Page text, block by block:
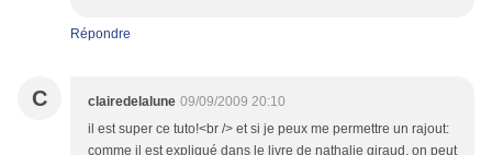
Répondre
C clairedelalune 09/09/2009 20:10
il est super ce tuto!<br /> et si je peux me permettre un rajout:
comme il est expliqué dans le livre de nathalie giraud, on peut